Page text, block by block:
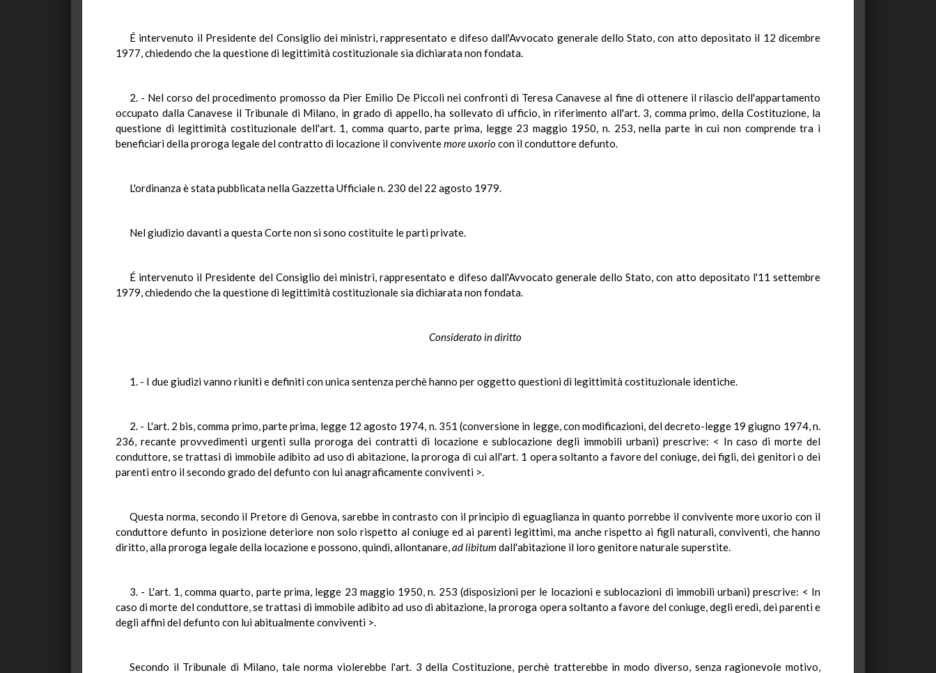
É intervenuto il Presidente del Consiglio dei ministri, rappresentato e difeso dall'Avvocato generale dello Stato, con atto depositato il 12 dicembre
1977, chiedendo che la questione di legittimità costituzionale sia dichiarata non fondata.
2. - Nel corso del procedimento promosso da Pier Emilio De Piccoli nei confronti di Teresa Canavese al fine di ottenere il rilascio dell'appartamento
occupato dalla Canavese il Tribunale di Milano, in grado di appello, ha sollevato di ufficio, in riferimento all'art. 3, comma primo, della Costituzione, la
questione di legittimità costituzionale dell'art. 1, comma quarto, parte prima, legge 23 maggio 1950, n. 253, nella parte in cui non comprende tra i
beneficiari della proroga legale del contratto di locazione il conviventemore uxoriocon il conduttore defunto.
L'ordinanza è stata pubblicata nella Gazzetta Ufficiale n. 230 del 22 agosto 1979.
Nel giudizio davanti a questa Corte non si sono costituite le parti private.
É intervenuto il Presidente del Consiglio dei ministri, rappresentato e difeso dall'Avvocato generale dello Stato, con atto depositato l'11 settembre
1979, chiedendo che la questione di legittimità costituzionale sia dichiarata non fondata.
Considerato in diritto
1. - I due giudizi vanno riuniti e definiti con unica sentenza perchè hanno per oggetto questioni di legittimità costituzionale identiche.
2. - L'art. 2 bis, comma primo, parte prima, legge 12 agosto 1974, n. 351 (conversione in legge, con modificazioni, del decreto-legge 19 giugno 1974, n.
236, recante provvedimenti urgenti sulla proroga dei contratti di locazione e sublocazione degli immobili urbani) prescrive: < In caso di morte del
conduttore, se trattasi di immobile adibito ad uso di abitazione, la proroga di cui all'art. 1 opera soltanto a favore del coniuge, dei figli, dei genitori o dei
parenti entro il secondo grado del defunto con lui anagraficamente conviventi >.
Questa norma, secondo il Pretore di Genova, sarebbe in contrasto con il principio di eguaglianza in quanto porrebbe il convivente more uxorio con il
conduttore defunto in posizione deteriore non solo rispetto al coniuge ed ai parenti legittimi, ma anche rispetto ai figli naturali, conviventi, che hanno
diritto, alla proroga legale della locazione e possono, quindi, allontanare,ad libitum dall'abitazione il loro genitore naturale superstite.
3. - L'art. 1, comma quarto, parte prima, legge 23 maggio 1950, n. 253 (disposizioni per le locazioni e sublocazioni di immobili urbani) prescrive: < In
caso di morte del conduttore, se trattasi di immobile adibito ad uso di abitazione, la proroga opera soltanto a favore del coniuge, degli eredi, dei parenti e
degli affini del defunto con lui abitualmente conviventi >.
Secondo il Tribunale di Milano, tale norma violerebbe l'art. 3 della Costituzione, perchè tratterebbe in modo diverso, senza ragionevole motivo,